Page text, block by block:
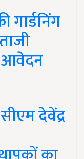
गार्डनिंग
आवेदन
देवेंद्र